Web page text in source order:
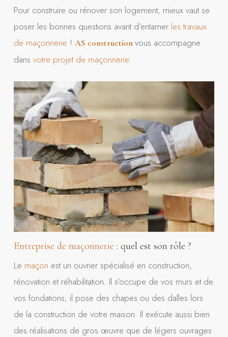
Pour construire ou rénover son logement, mieux vaut se
poser les bonnes questions avant d’entamer les travaux
de maçonnerie ! AS constructionvous accompagne
dans votre projet de maçonnerie.
Entreprise de maçonnerie : quel est son rôle ?
Le maçon est un ouvrier spécialisé en construction,
rénovation et réhabilitation. Il s’occupe de vos murs et de
vos fondations, il pose des chapes ou des dalles lors
de la construction de votre maison. Il exécute aussi bien
des réalisations de gros œuvre que de légers ouvrages